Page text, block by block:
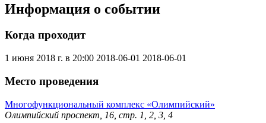
Информация о событии
Когда проходит
1 июня 2018 г. в 20:00 2018-06-01 2018-06-01
Место проведения
Многофункциональный комплекс «Олимпийский»
Олимпийский проспект, 16, стр. 1, 2, 3, 4